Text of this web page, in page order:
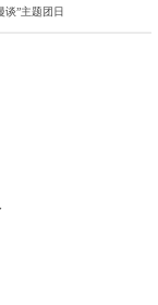
谈”主题团日